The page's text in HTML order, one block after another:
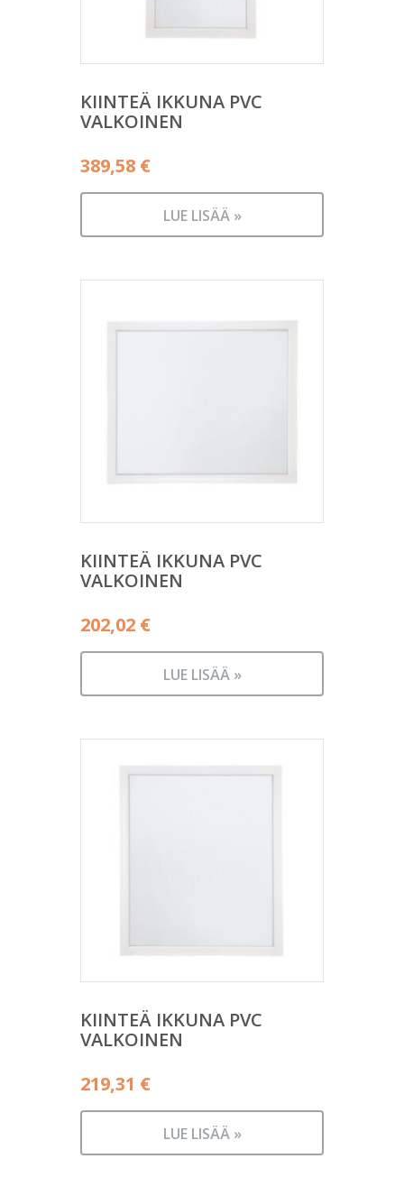
KIINTEÄ IKKUNA PVC
VALKOINEN
389,58 €
LUE LISÄÄ »
KIINTEÄ IKKUNA PVC
VALKOINEN
202,02 €
LUE LISÄÄ »
KIINTEÄ IKKUNA PVC
VALKOINEN
219,31 €
LUE LISÄÄ »